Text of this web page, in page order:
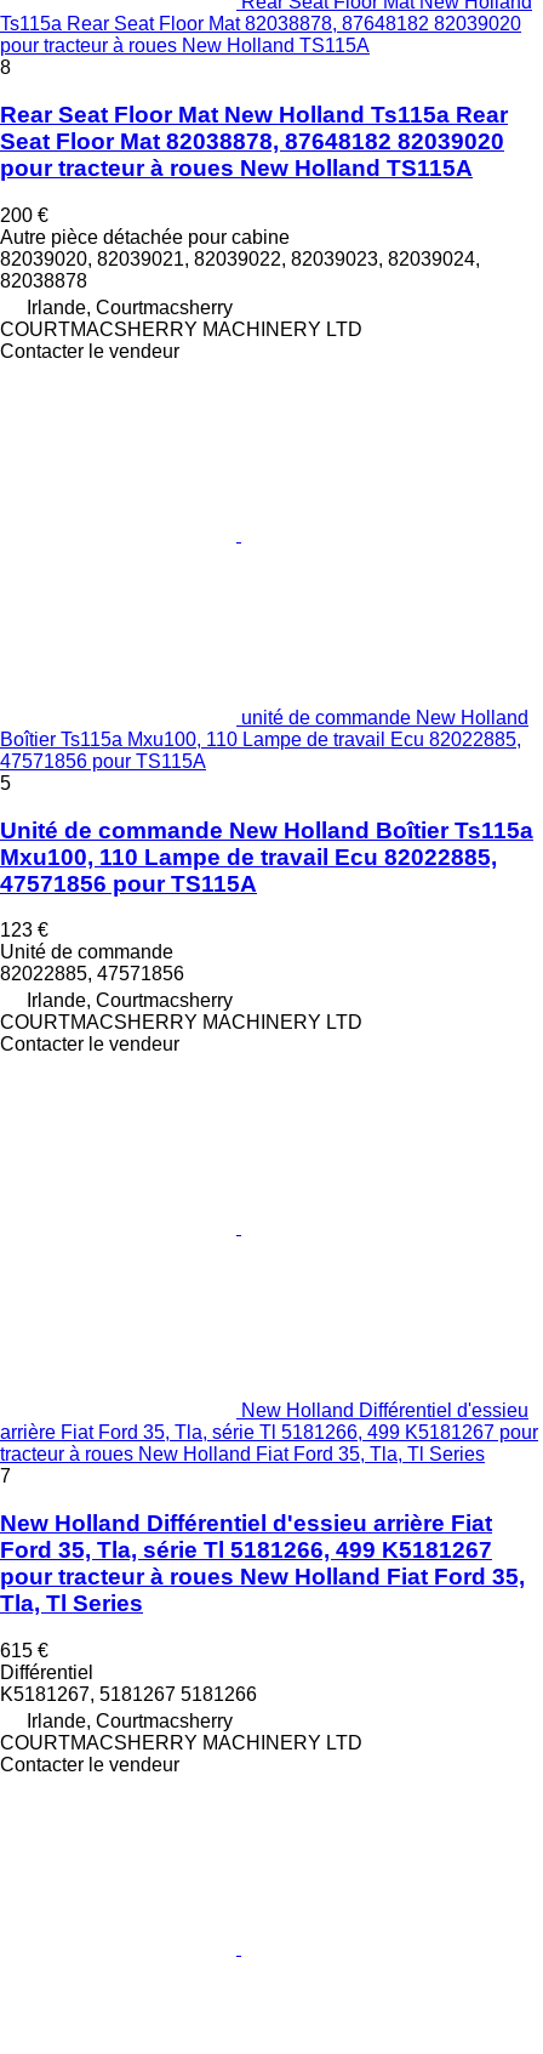
Ts115a Rear Seat Floor Mat 82038878, 87648182 82039020
pour tracteur à roues New Holland TS115A
8
Rear Seat Floor Mat New Holland Ts115a Rear
Seat Floor Mat 82038878, 87648182 82039020
pour tracteur à roues New Holland TS115A
200 €
Autre pièce détachée pour cabine
82039020, 82039021, 82039022, 82039023, 82039024,
82038878
Irlande, Courtmacsherry
COURTMACSHERRY MACHINERY LTD
Contacter le vendeur
unité de commande New Holland
Boîtier Ts115a Mxu100, 110 Lampe de travail Ecu 82022885,
47571856 pour TS115A
5
Unité de commande New Holland Boîtier Ts115a
Mxu100, 110 Lampe de travail Ecu 82022885,
47571856 pour TS115A
123 €
Unité de commande
82022885, 47571856
Irlande, Courtmacsherry
COURTMACSHERRY MACHINERY LTD
Contacter le vendeur
New Holland Différentiel d'essieu
arrière Fiat Ford 35, Tla, série Tl 5181266, 499 K5181267 pour
tracteur à roues New Holland Fiat Ford 35, Tla, Tl Series
7
New Holland Différentiel d'essieu arrière Fiat
Ford 35, Tla, série Tl 5181266, 499 K5181267
pour tracteur à roues New Holland Fiat Ford 35,
Tla, Tl Series
615 €
Différentiel
K5181267, 5181267 5181266
Irlande, Courtmacsherry
COURTMACSHERRY MACHINERY LTD
Contacter le vendeur